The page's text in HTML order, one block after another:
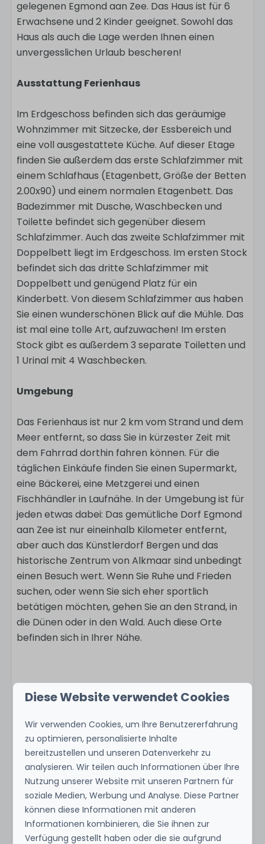
gelegenen Egmond aan Zee. Das Haus ist für 6
Erwachsene und 2 Kinder geeignet. Sowohl das
Haus als auch die Lage werden Ihnen einen
unvergesslichen Urlaub bescheren!
Ausstattung Ferienhaus
Im Erdgeschoss befinden sich das geräumige
Wohnzimmer mit Sitzecke, der Essbereich und
eine voll ausgestattete Küche. Auf dieser Etage
finden Sie außerdem das erste Schlafzimmer mit
einem Schlafhaus (Etagenbett, Größe der Betten
2.00x90) und einem normalen Etagenbett. Das
Badezimmer mit Dusche, Waschbecken und
Toilette befindet sich gegenüber diesem
Schlafzimmer. Auch das zweite Schlafzimmer mit
Doppelbett liegt im Erdgeschoss. Im ersten Stock
befindet sich das dritte Schlafzimmer mit
Doppelbett und genügend Platz für ein
Kinderbett. Von diesem Schlafzimmer aus haben
Sie einen wunderschönen Blick auf die Mühle. Das
ist mal eine tolle Art, aufzuwachen! Im ersten
Stock gibt es außerdem 3 separate Toiletten und
1 Urinal mit 4 Waschbecken.
Umgebung
Das Ferienhaus ist nur 2 km vom Strand und dem
Meer entfernt, so dass Sie in kürzester Zeit mit
dem Fahrrad dorthin fahren können. Für die
täglichen Einkäufe finden Sie einen Supermarkt,
eine Bäckerei, eine Metzgerei und einen
Fischhändler in Laufnähe. In der Umgebung ist für
jeden etwas dabei: Das gemütliche Dorf Egmond
aan Zee ist nur eineinhalb Kilometer entfernt,
aber auch das Künstlerdorf Bergen und das
historische Zentrum von Alkmaar sind unbedingt
einen Besuch wert. Wenn Sie Ruhe und Frieden
suchen, oder wenn Sie sich eher sportlich
betätigen möchten, gehen Sie an den Strand, in
die Dünen oder in den Wald. Auch diese Orte
befinden sich in Ihrer Nähe.
Ausstattung
Standort
Egmond
Themen
Kids
Pets
Unique location Zeig mehr ↓
Diese Website verwendet Cookies
Wir verwenden Cookies, um Ihre Benutzererfahrung
zu optimieren, personalisierte Inhalte
bereitzustellen und unseren Datenverkehr zu
analysieren. Wir teilen auch Informationen über Ihre
Nutzung unserer Website mit unseren Partnern für
soziale Medien, Werbung und Analyse. Diese Partner
können diese Informationen mit anderen
Informationen kombinieren, die Sie ihnen zur
Verfügung gestellt haben oder die sie aufgrund